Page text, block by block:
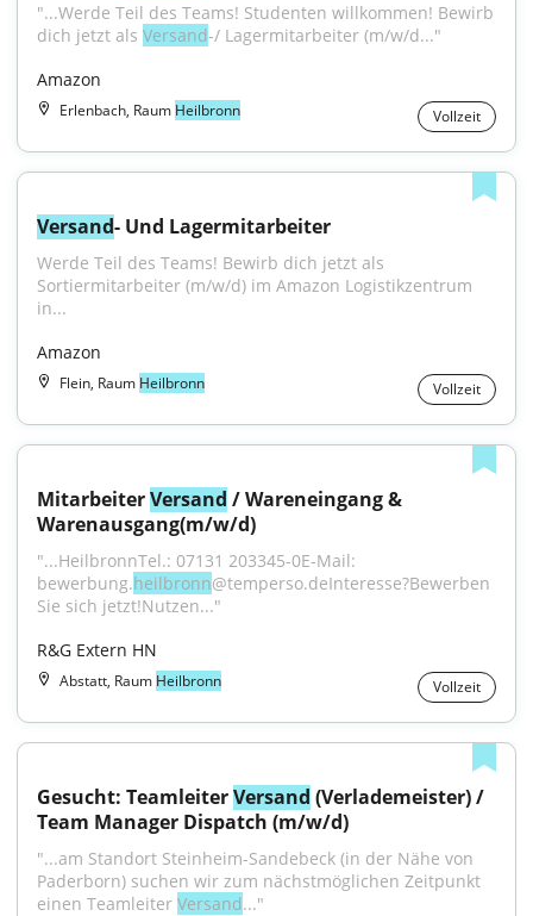
"...Werde Teil des Teams! Studenten willkommen! Bewirb
dich jetzt als Versand-/ Lagermitarbeiter (m/w/d..."
Amazon
Erlenbach, Raum Heilbronn Vollzeit
Versand- Und Lagermitarbeiter
Werde Teil des Teams! Bewirb dich jetzt als
Sortiermitarbeiter (m/w/d) im Amazon Logistikzentrum
in...
Amazon
Flein, Raum Heilbronn Vollzeit
Mitarbeiter Versand / Wareneingang &
Warenausgang(m/w/d)
"...HeilbronnTel.: 07131 203345-0E-Mail:
bewerbung.heilbronn@temperso.deInteresse?Bewerben
Sie sich jetzt!Nutzen..."
R&G Extern HN
Abstatt, Raum Heilbronn Vollzeit
Gesucht: Teamleiter Versand (Verlademeister) /
Team Manager Dispatch (m/w/d)
"...am Standort Steinheim-Sandebeck (in der Nähe von
Paderborn) suchen wir zum nächstmöglichen Zeitpunkt
einen Teamleiter Versand..."